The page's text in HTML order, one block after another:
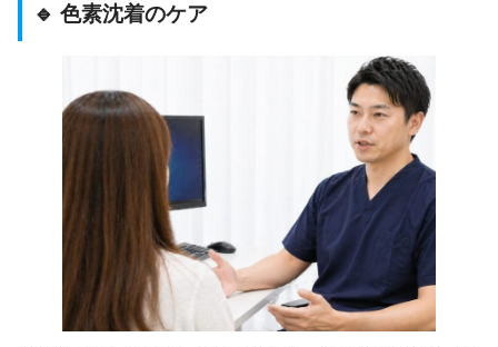
🔹 色素沈着のケア